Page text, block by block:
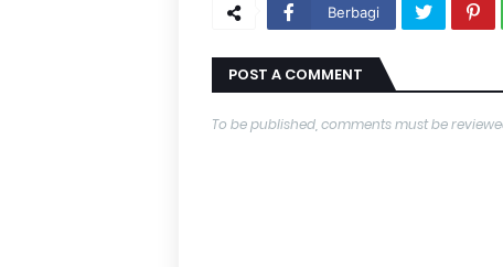
Berbagi
POST A COMMENT
To be published, comments must be